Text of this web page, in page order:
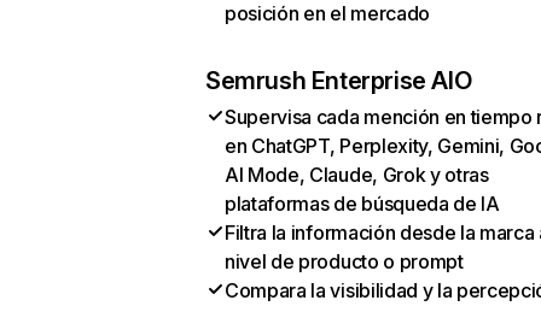
posición en el mercado
Semrush Enterprise AIO
Supervisa cada mención en tiempo
en ChatGPT, Perplexity, Gemini,
AI Mode, Claude, Grok y otras
plataformas de búsqueda de IA
Filtra la información desde la marca
nivel de producto o prompt
Compara la visibilidad y la